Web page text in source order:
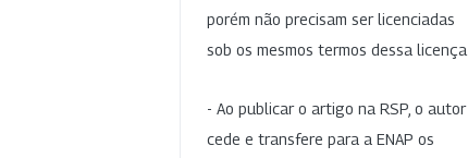
porém não precisam ser licenciadas
sob os mesmos termos dessa licença.
- Ao publicar o artigo na RSP, o autor
cede e transfere para a ENAP os